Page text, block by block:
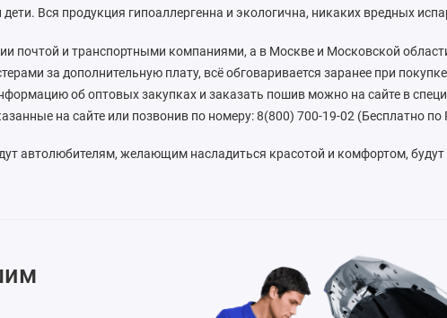
Вся продукция гипоаллергенна и экологична, никаких вредных
почтой и транспортными компаниями, а в Москве и Московской
за дополнительную плату, всё обговаривается заранее при
об оптовых закупках и заказать пошив можно на сайте в
на сайте или позвонив по номеру: 8(800) 700-19-02 (Бесплатно по
автолюбителям, желающим насладиться красотой и комфортом, будут